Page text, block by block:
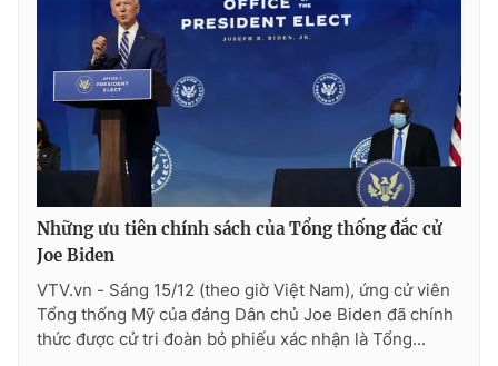
Những ưu tiên chính sách của Tổng thống đắc cử
Joe Biden
VTV.vn - Sáng 15/12 (theo giờ Việt Nam), ứng cử viên
Tổng thống Mỹ của đảng Dân chủ Joe Biden đã chính
thức được cử tri đoàn bỏ phiếu xác nhận là Tổng...